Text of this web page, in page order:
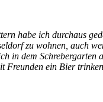
habe ich durchaus
zu wohnen, auch
in dem Schrebergarten
Freunden ein Bier